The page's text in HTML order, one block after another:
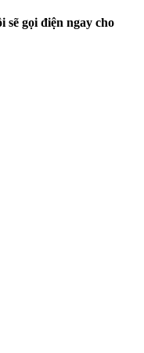
sẽ gọi điện ngay cho